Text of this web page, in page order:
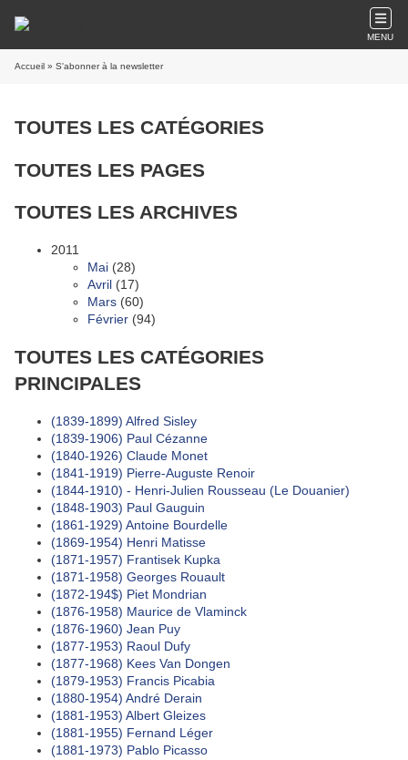
MENU
Accueil » S'abonner à la newsletter
TOUTES LES CATÉGORIES
TOUTES LES PAGES
TOUTES LES ARCHIVES
2011
Mai (28)
Avril (17)
Mars (60)
Février (94)
TOUTES LES CATÉGORIES
PRINCIPALES
(1839-1899) Alfred Sisley
(1839-1906) Paul Cézanne
(1840-1926) Claude Monet
(1841-1919) Pierre-Auguste Renoir
(1844-1910) - Henri-Julien Rousseau (Le Douanier)
(1848-1903) Paul Gauguin
(1861-1929) Antoine Bourdelle
(1869-1954) Henri Matisse
(1871-1957) Frantisek Kupka
(1871-1958) Georges Rouault
(1872-194$) Piet Mondrian
(1876-1958) Maurice de Vlaminck
(1876-1960) Jean Puy
(1877-1953) Raoul Dufy
(1877-1968) Kees Van Dongen
(1879-1953) Francis Picabia
(1880-1954) André Derain
(1881-1953) Albert Gleizes
(1881-1955) Fernand Léger
(1881-1973) Pablo Picasso